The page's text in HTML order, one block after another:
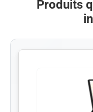
Produits